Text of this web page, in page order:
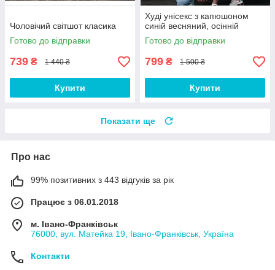
Чоловічий світшот класика
Готово до відправки
739 ₴ 1 440 ₴
Купити
Худі унісекс з капюшоном
синій весняний, осінній
Готово до відправки
799 ₴ 1 500 ₴
Купити
Показати ще
Про нас
99% позитивних з 443 відгуків за рік
Працює з 06.01.2018
м. Івано-Франківськ
76000, вул. Матейка 19, Івано-Франківськ, Україна
Контакти